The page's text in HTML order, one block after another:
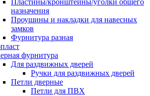
Пластины/кронштейны/уголки общего
назначения
Проушины и накладки для навесных
замков
Фурнитура разная
фурнитура
Для раздвижных дверей
Ручки для раздвижных дверей
Петли дверные
Петли для ПВХ